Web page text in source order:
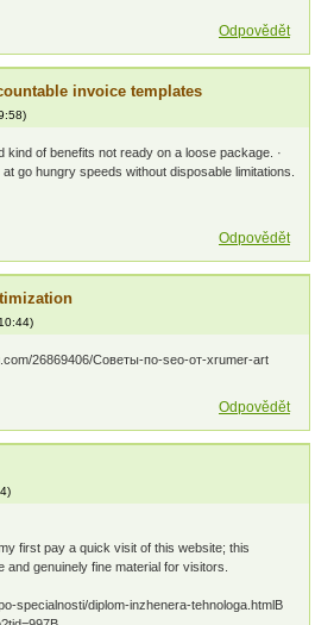
Odpovědět
invoice templates
)
of benefits not ready on a loose package. ·
go hungry speeds without disposable limitations.
Odpovědět
10:44)
26869406/Советы-по-seo-от-xrumer-art
Odpovědět
)
first pay a quick visit of this website; this
genuinely fine material for visitors.
specialnosti/diplom-inzhenera-tehnologa.htmlВ